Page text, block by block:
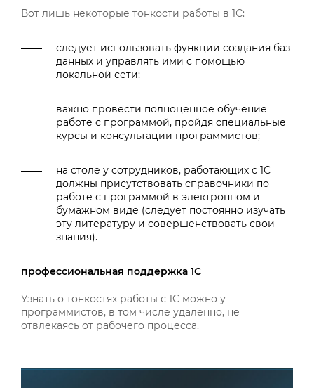
Вот лишь некоторые тонкости работы в 1С:
следует использовать функции создания баз
данных и управлять ими с помощью
локальной сети;
важно провести полноценное обучение
работе с программой, пройдя специальные
курсы и консультации программистов;
на столе у сотрудников, работающих с 1С
должны присутствовать справочники по
работе с программой в электронном и
бумажном виде (следует постоянно изучать
эту литературу и совершенствовать свои
знания).
профессиональная поддержка 1С
Узнать о тонкостях работы с 1С можно у
программистов, в том числе удаленно, не
отвлекаясь от рабочего процесса.